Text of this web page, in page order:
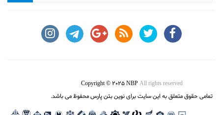
Copyright © 2025 NBPAll rights reserved
تمامی حقوق متعلق به این سایت برای نوین بتن پارس محفوظ می باشد.